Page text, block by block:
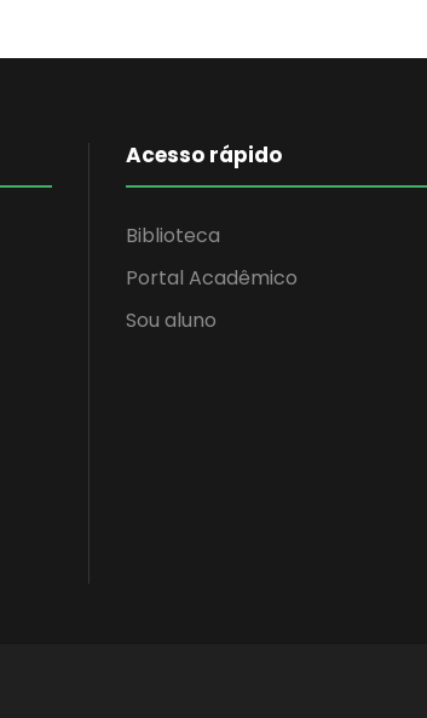
Acesso rápido
Biblioteca
Portal Acadêmico
Sou aluno